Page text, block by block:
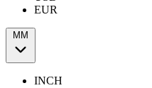
EUR
ММ
INCH